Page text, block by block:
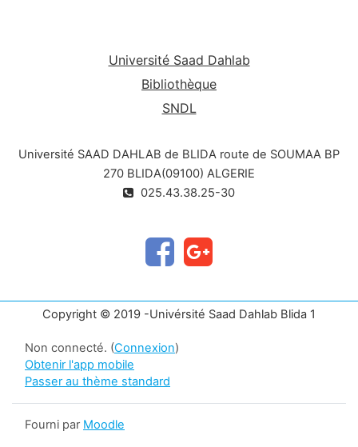
Université Saad Dahlab
Bibliothèque
SNDL
Université SAAD DAHLAB de BLIDA route de SOUMAA BP
270 BLIDA(09100) ALGERIE
025.43.38.25-30
Copyright © 2019 -Univérsité Saad Dahlab Blida 1
Non connecté. (Connexion)
Obtenir l'app mobile
Passer au thème standard
Fourni par Moodle